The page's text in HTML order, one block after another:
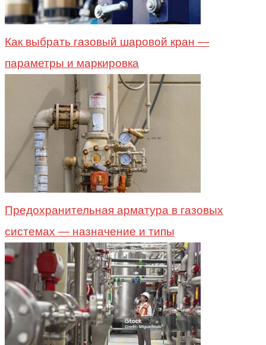
Как выбрать газовый шаровой кран —
параметры и маркировка
Предохранительная арматура в газовых
системах — назначение и типы